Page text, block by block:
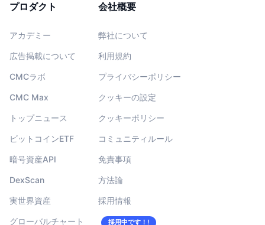
プロダクト
アカデミー
広告掲載について
CMCラボ
CMC Max
トップニュース
ビットコインETF
暗号資産API
DexScan
実世界資産
グローバルチャート
会社概要
弊社について
利用規約
プライバシーポリシー
クッキーの設定
クッキーポリシー
コミュニティルール
免責事項
方法論
採用情報
採用中です！!